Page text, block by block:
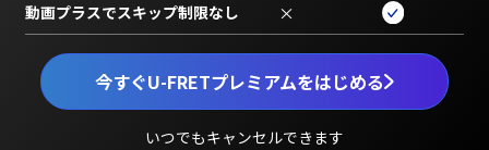
今すぐU-FRETプレミアムをはじめる
いつでもキャンセルできます
動画プラスでスキップ制限なし ×